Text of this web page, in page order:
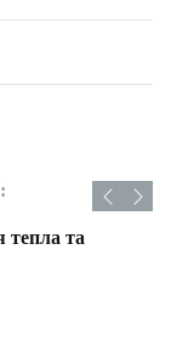
тепла та